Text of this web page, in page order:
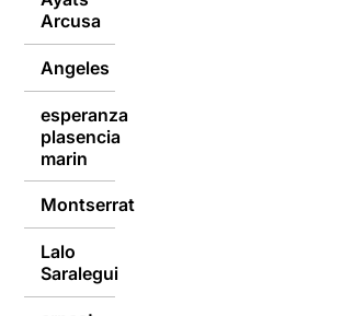
Arcusa
Angeles
esperanza
plasencia
marin
Montserrat
Lalo
Saralegui